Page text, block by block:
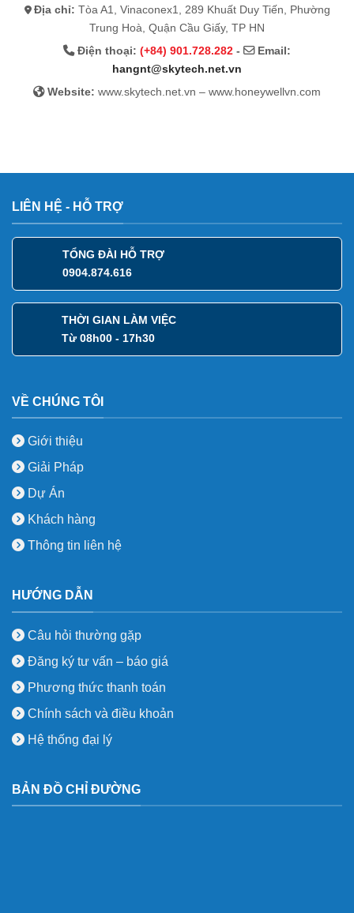
Địa chỉ: Tòa A1, Vinaconex1, 289 Khuất Duy Tiến, Phường
Trung Hoà, Quận Cầu Giấy, TP HN
Điện thoại: (+84) 901.728.282 -
Email:
hangnt@skytech.net.vn
Website: www.skytech.net.vn – www.honeywellvn.com
LIÊN HỆ - HỖ TRỢ
TỔNG ĐÀI HỖ TRỢ
0904.874.616
THỜI GIAN LÀM VIỆC
Từ 08h00 - 17h30
VỀ CHÚNG TÔI
Giới thiệu
Giải Pháp
Dự Án
Khách hàng
Thông tin liên hệ
HƯỚNG DẪN
Câu hỏi thường gặp
Đăng ký tư vấn – báo giá
Phương thức thanh toán
Chính sách và điều khoản
Hệ thống đại lý
BẢN ĐỒ CHỈ ĐƯỜNG